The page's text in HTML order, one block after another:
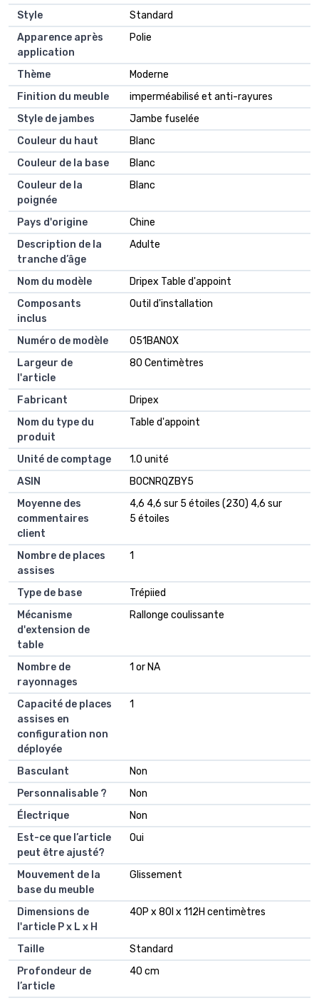
Style
Standard
Apparence après
application
Polie
Thème
Moderne
Finition du meuble
imperméabilisé et anti-rayures
Style de jambes
Jambe fuselée
Couleur du haut
Blanc
Couleur de la base
Blanc
Couleur de la
poignée
Blanc
Pays d'origine
Chine
Description de la
tranche d’âge
Adulte
Nom du modèle
Dripex Table d'appoint
Composants
inclus
Outil d'installation
Numéro de modèle
051BAN0X
Largeur de
l'article
80 Centimètres
Fabricant
Dripex
Nom du type du
produit
Table d'appoint
Unité de comptage
1.0 unité
ASIN
B0CNRQZBY5
Moyenne des
commentaires
client
4,6 4,6 sur 5 étoiles (230) 4,6 sur
5 étoiles
Nombre de places
assises
1
Type de base
Trépiied
Mécanisme
d'extension de
table
Rallonge coulissante
Nombre de
rayonnages
1 or NA
Capacité de places
assises en
configuration non
déployée
1
Basculant
Non
Personnalisable ?
Non
Électrique
Non
Est-ce que l’article
peut être ajusté?
Oui
Mouvement de la
base du meuble
Glissement
Dimensions de
l'article P x L x H
40P x 80l x 112H centimètres
Taille
Standard
Profondeur de
l’article
40 cm